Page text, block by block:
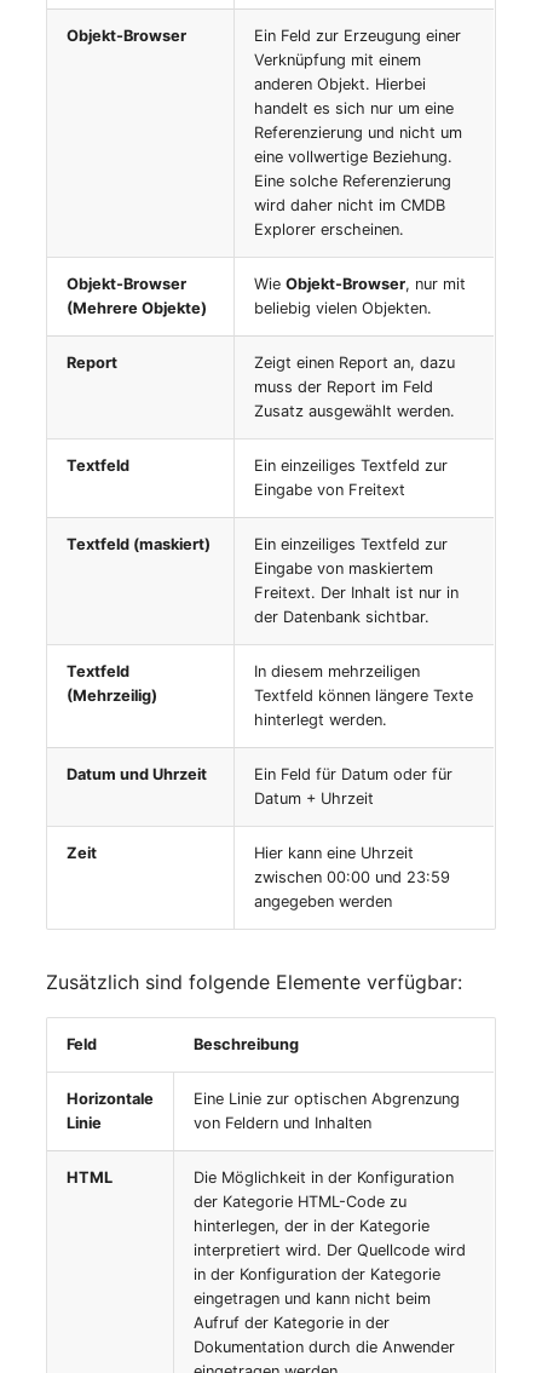
Controller
Schrank
Servicezuweisung
Softwarezuweisung
Stammdaten (Organisation)
Stammdaten (Person)
Stromverbraucher
Switch
Varianten
Verwaltungsinstanz
Objekt-Browser
Ein Feld zur Erzeugung einer
Verknüpfung mit einem
anderen Objekt. Hierbei
handelt es sich nur um eine
Referenzierung und nicht um
eine vollwertige Beziehung.
Eine solche Referenzierung
wird daher nicht im CMDB
Explorer erscheinen.
Objekt-Browser
(Mehrere Objekte)
WieObjekt-Browser, nur mit
beliebig vielen Objekten.
Report
Zeigt einen Report an, dazu
muss der Report im Feld
Zusatz ausgewählt werden.
Textfeld
Ein einzeiliges Textfeld zur
Eingabe von Freitext
Textfeld (maskiert)
Ein einzeiliges Textfeld zur
Eingabe von maskiertem
Freitext. Der Inhalt ist nur in
der Datenbank sichtbar.
Textfeld
(Mehrzeilig)
In diesem mehrzeiligen
Textfeld können längere Texte
hinterlegt werden.
Datum und Uhrzeit
Ein Feld für Datum oder für
Datum + Uhrzeit
Zeit
Hier kann eine Uhrzeit
zwischen 00:00 und 23:59
angegeben werden
Zusätzlich sind folgende Elemente verfügbar:
Feld Beschreibung
Horizontale
Linie
Eine Linie zur optischen Abgrenzung
von Feldern und Inhalten
HTML
Die Möglichkeit in der Konfiguration
der Kategorie HTML-Code zu
hinterlegen, der in der Kategorie
interpretiert wird. Der Quellcode wird
in der Konfiguration der Kategorie
eingetragen und kann nicht beim
Aufruf der Kategorie in der
Dokumentation durch die Anwender